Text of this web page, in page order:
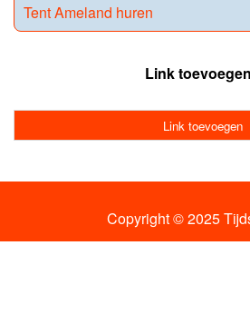
Tent Ameland huren
Link toevoegen
Link toevoegen
Copyright © 2025